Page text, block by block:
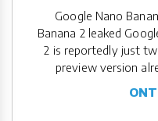
Google Nano
Banana 2 leaked
2 is reportedly just
preview version